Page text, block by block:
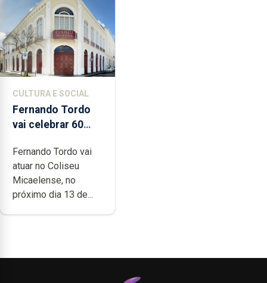
CULTURA E SOCIAL
Fernando Tordo
vai celebrar 60
no Coliseu
Micaelense
Fernando Tordo vai
atuar no Coliseu
Micaelense, no
próximo dia 13 de...